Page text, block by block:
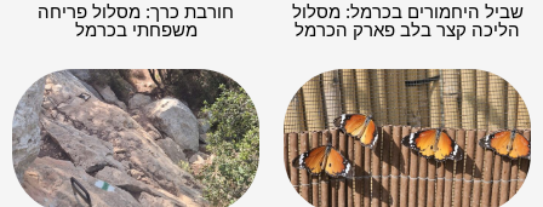
שביל היחמורים בכרמל: מסלול
הליכה קצר בלב פארק הכרמל
חורבת כרך: מסלול פריחה
משפחתי בכרמל